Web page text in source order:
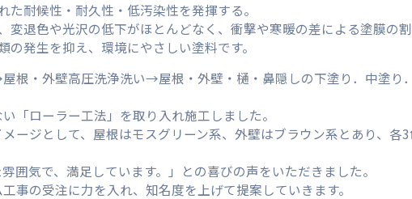
耐候性・耐久性・低汚染性を発揮する。
変退色や光沢の低下がほとんどなく、衝撃や寒暖の差による塗膜の割
発生を抑え、環境にやさしい塗料です。
根・外壁高圧洗浄洗い→屋根・外壁・樋・鼻隠しの下塗り．中塗
「ローラー工法」を取り入れ施工しました。
ージとして、屋根はモスグリーン系、外壁はブラウン系とあり、各
囲気で、満足しています。」との喜びの声をいただきました。
事の受注に力を入れ、知名度を上げて提案していきます。